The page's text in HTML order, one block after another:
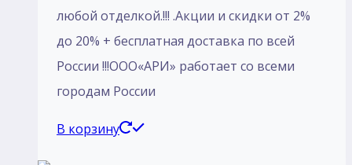
любой отделкой.!!! .Акции и скидки от 2%
до 20% + бесплатная доставка по всей
России !!!ООО«АРИ» работает со всеми
городам России
В корзину